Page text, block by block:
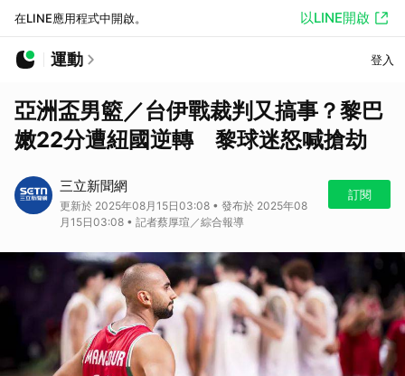
在LINE應用程式中開啟。 以LINE開啟
運動 登入
亞洲盃男籃／台伊戰裁判又搞事？黎巴
嫩22分遭紐國逆轉 黎球迷怒喊搶劫
三立新聞網
更新於 2025年08月15日03:08 • 發布於 2025年08
月15日03:08 • 記者蔡厚瑄／綜合報導
訂閱